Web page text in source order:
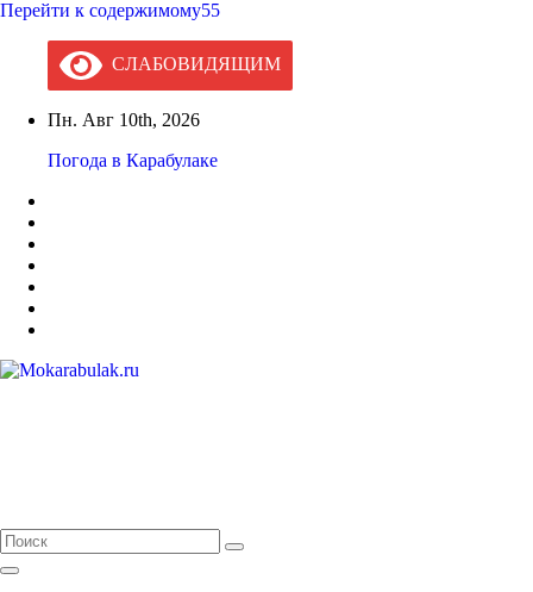
Перейти к содержимому55
СЛАБОВИДЯЩИМ
Пн. Авг 10th, 2026
Погода в Карабулаке